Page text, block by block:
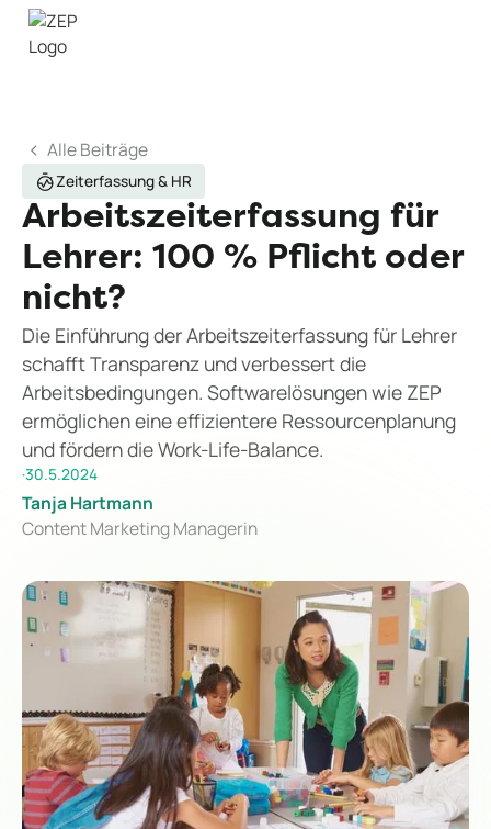
Alle Beiträge
Zeiterfassung & HR
Arbeitszeiterfassung für
Lehrer: 100 % Pflicht oder
nicht?
Die Einführung der Arbeitszeiterfassung für Lehrer
schafft Transparenz und verbessert die
Arbeitsbedingungen. Softwarelösungen wie ZEP
ermöglichen eine effizientere Ressourcenplanung
und fördern die Work-Life-Balance.
·30.5.2024
Tanja Hartmann
Content Marketing Managerin